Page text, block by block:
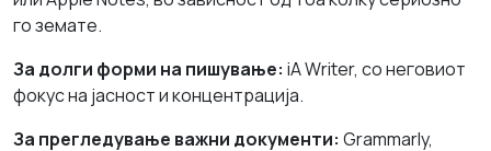
го земате.
За долги форми на пишување: iA Writer, со неговиот
фокус на јасност и концентрација.
За прегледување важни документи: Grammarly,